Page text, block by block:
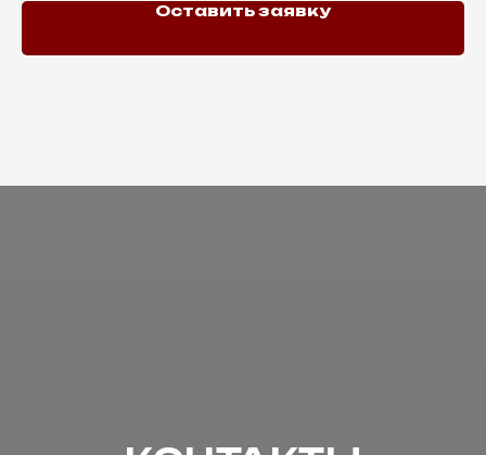
Оставить заявку